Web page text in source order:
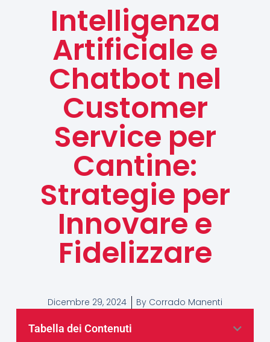
Intelligenza
Artificiale e
Chatbot nel
Customer
Service per
Cantine:
Strategie per
Innovare e
Fidelizzare
Dicembre 29, 2024 By Corrado Manenti
Tabella dei Contenuti